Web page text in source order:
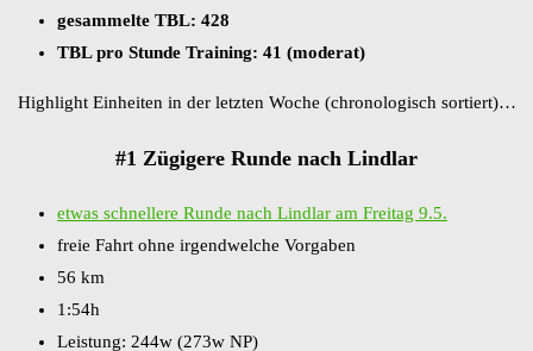
gesammelte TBL: 428
TBL pro Stunde Training: 41 (moderat)
Highlight Einheiten in der letzten Woche (chronologisch sortiert)…
#1 Zügigere Runde nach Lindlar
etwas schnellere Runde nach Lindlar am Freitag 9.5.
freie Fahrt ohne irgendwelche Vorgaben
56 km
1:54h
Leistung: 244w (273w NP)